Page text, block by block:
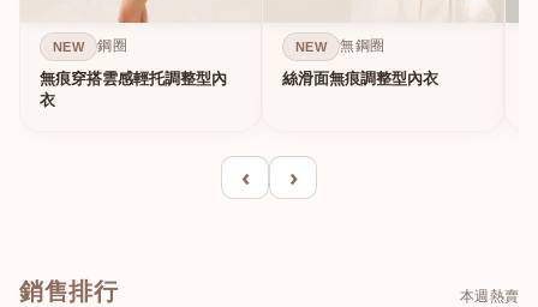
NEW 鋼圈
無痕穿搭雲感輕托調整型內
衣
NEW 無鋼圈
絲滑面無痕調整型內衣
‹ ›
銷售排行 本週熱賣